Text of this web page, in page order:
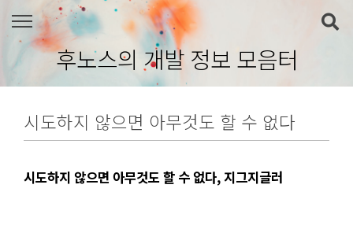
본문 바로가기
후노스의 개발 정보 모음터
시도하지 않으면 아무것도 할 수 없다
시도하지 않으면 아무것도 할 수 없다, 지그지글러